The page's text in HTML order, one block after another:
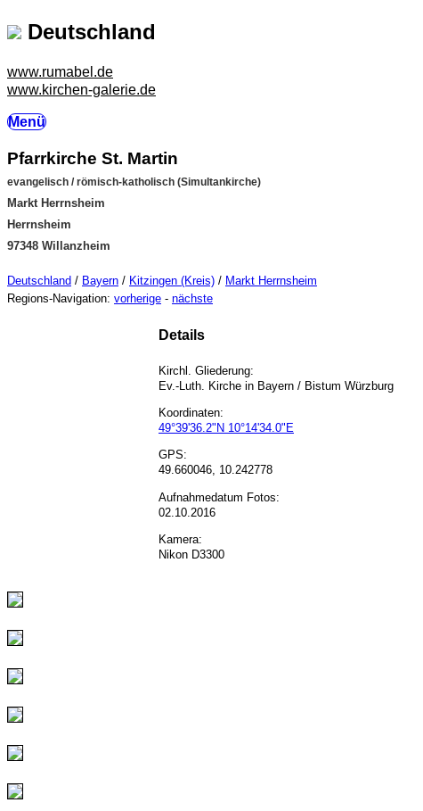
Deutschland
www.rumabel.de
www.kirchen-galerie.de
Menü
Pfarrkirche St. Martin
evangelisch / römisch-katholisch (Simultankirche)
Markt Herrnsheim
Herrnsheim
97348 Willanzheim
Deutschland / Bayern / Kitzingen (Kreis) / Markt Herrnsheim
Regions-Navigation: vorherige - nächste
Details
Kirchl. Gliederung:
Ev.-Luth. Kirche in Bayern / Bistum Würzburg
Koordinaten:
49°39'36.2"N 10°14'34.0"E
GPS:
49.660046, 10.242778
Aufnahmedatum Fotos:
02.10.2016
Kamera:
Nikon D3300